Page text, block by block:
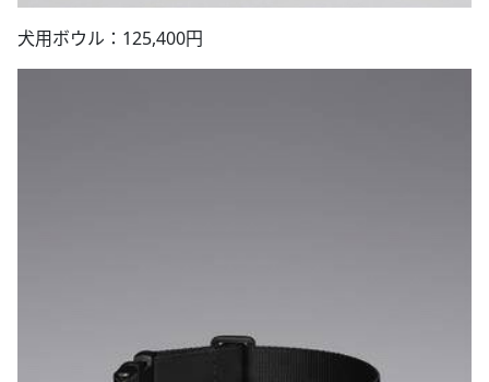
犬用ボウル：125,400円